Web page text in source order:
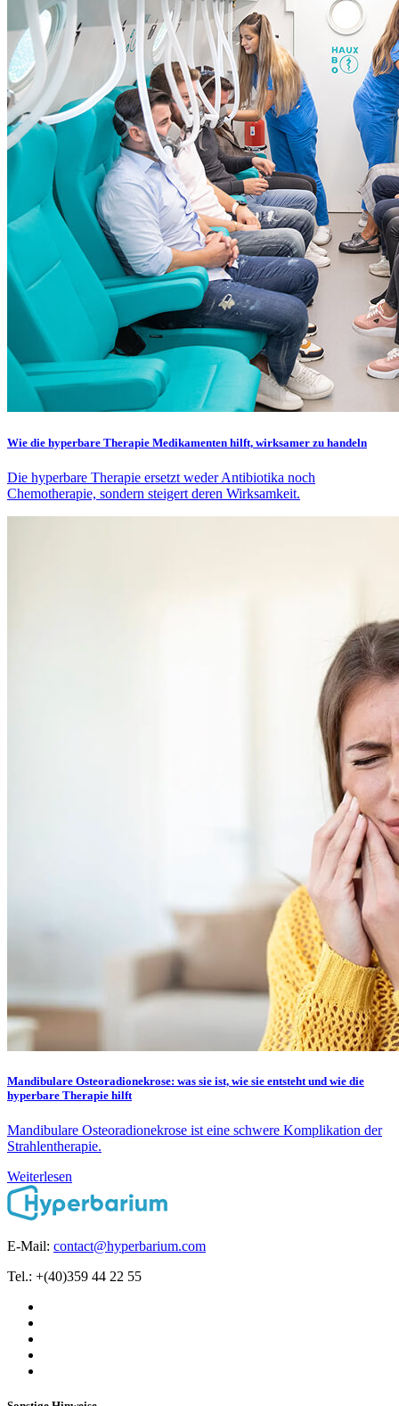
Wie die hyperbare Therapie Medikamenten hilft, wirksamer zu handeln
Die hyperbare Therapie ersetzt weder Antibiotika noch
Chemotherapie, sondern steigert deren Wirksamkeit.
Mandibulare Osteoradionekrose: was sie ist, wie sie entsteht und wie die
hyperbare Therapie hilft
Mandibulare Osteoradionekrose ist eine schwere Komplikation der
Strahlentherapie.
Weiterlesen
E-Mail: contact@hyperbarium.com
Tel.: +(40)359 44 22 55